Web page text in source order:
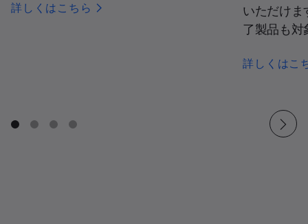
詳しくはこちら
いただけま
了製品も対
詳しくはこ